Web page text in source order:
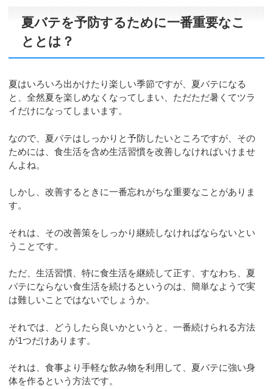
夏バテを予防するために一番重要なこ
ととは？
夏はいろいろ出かけたり楽しい季節ですが、夏バテになる
と、全然夏を楽しめなくなってしまい、ただただ暑くてツラ
イだけになってしまいます。
なので、夏バテはしっかりと予防したいところですが、その
ためには、食生活を含め生活習慣を改善しなければいけませ
んよね。
しかし、改善するときに一番忘れがちな重要なことがありま
す。
それは、その改善策をしっかり継続しなければならないとい
うことです。
ただ、生活習慣、特に食生活を継続して正す、すなわち、夏
バテにならない食生活を続けるというのは、簡単なようで実
は難しいことではないでしょうか。
それでは、どうしたら良いかというと、一番続けられる方法
が1つだけあります。
それは、食事より手軽な飲み物を利用して、夏バテに強い身
体を作るという方法です。